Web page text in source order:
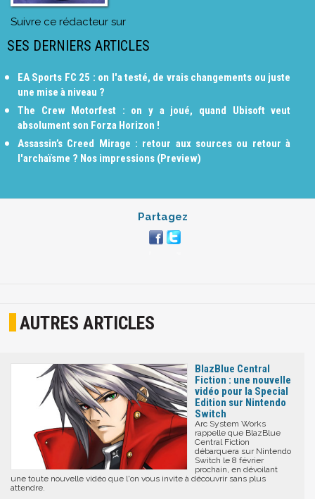
Suivre ce rédacteur sur
SES DERNIERS ARTICLES
EA Sports FC 25 : on l'a testé, de vrais changements ou juste
une mise à niveau ?
The Crew Motorfest : on y a joué, quand Ubisoft veut
absolument son Forza Horizon !
Assassin’s Creed Mirage : retour aux sources ou retour à
l'archaïsme ? Nos impressions (Preview)
Partagez
AUTRES ARTICLES
BlazBlue Central
Fiction : une nouvelle
vidéo pour la Special
Edition sur Nintendo
Switch
Arc System Works
rappelle que BlazBlue
Central Fiction
débarquera sur Nintendo
Switch le 8 février
prochain, en dévoilant
une toute nouvelle vidéo que l'on vous invite à découvrir sans plus
attendre.